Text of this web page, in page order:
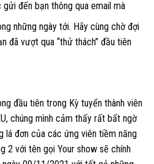
đến bạn thông qua email mà
những ngày tới. Hãy cùng chờ đợi
đã vượt qua “thử thách” đầu tiên
đầu tiên trong Kỳ tuyển thành viên
chúng mình cảm thấy rất bất ngờ
lá đơn của các ứng viên tiềm năng
2 với tên gọi Your show sẽ chính